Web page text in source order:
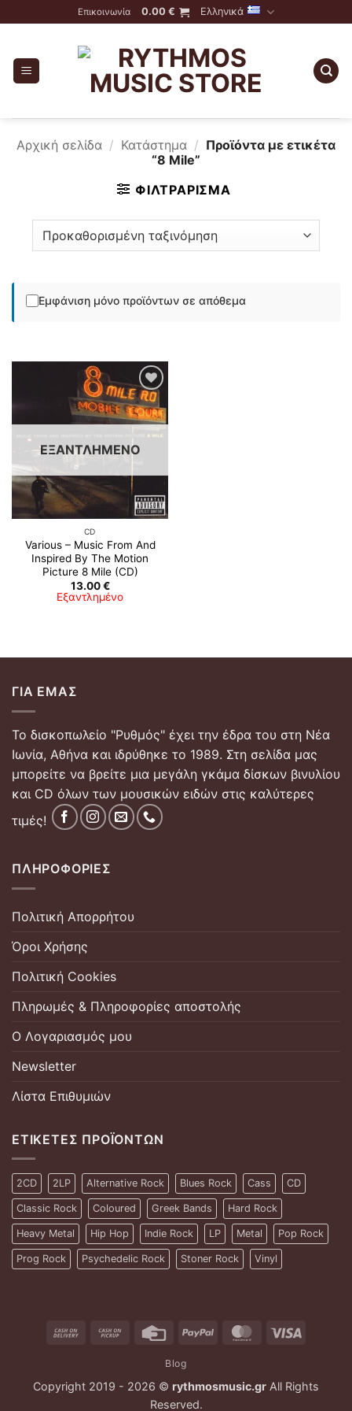
to
Επικοινωνία 0.00 € Ελληνικά
Αρχική σελίδα / Κατάστημα / Προϊόντα με ετικέτα
“8 Mile”
ΦΙΛΤΡΆΡΙΣΜΑ
Εμφάνιση μόνο προϊόντων σε απόθεμα
ΕΞΑΝΤΛΗΜΈΝΟ
CD
Various – Music From And
Inspired By The Motion
Picture 8 Mile (CD)
13.00€
Εξαντλημένο
ΓΙΑ ΕΜΆΣ
Το δισκοπωλείο "Ρυθμός" έχει την έδρα του στη Νέα
Ιωνία, Αθήνα και ιδρύθηκε το 1989. Στη σελίδα μας
μπορείτε να βρείτε μια μεγάλη γκάμα δίσκων βινυλίου
και CD όλων των μουσικών ειδών στις καλύτερες
τιμές!
ΠΛΗΡΟΦΟΡΊΕΣ
Πολιτική Απορρήτου
Όροι Χρήσης
Πολιτική Cookies
Πληρωμές & Πληροφορίες αποστολής
Ο Λογαριασμός μου
Newsletter
Λίστα Επιθυμιών
ΕΤΙΚΈΤΕΣ ΠΡΟΪΌΝΤΩΝ
2CD 2LP Alternative Rock Blues Rock Cass CD
Classic Rock Coloured Greek Bands Hard Rock
Heavy Metal Hip Hop Indie Rock LP Metal Pop Rock
Prog Rock Psychedelic Rock Stoner Rock Vinyl
Cash
Cash
Credit
PayPal MasterCard
Blog
Copyright 2019 - 2026 © rythmosmusic.gr All Rights
Reserved.